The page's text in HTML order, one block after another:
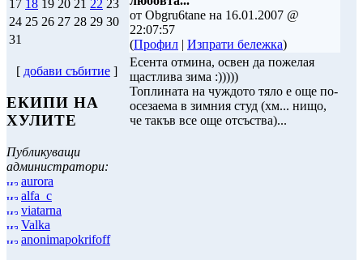
17 18 19 20 21 22 23
24 25 26 27 28 29 30
31
[ добави събитие ]
ЕКИПИ НА
ХУЛИТЕ
Публикуващи
администратори:
aurora
alfa_c
viatarna
Valka
anonimapokrifoff
от Obgru6tane на 16.01.2007 @
22:07:57
(Профил | Изпрати бележка)
Есента отмина, освен да пожелая
щастлива зима :)))))
Топлината на чуждото тяло е още по-
осезаема в зимния студ (хм... нищо,
че такъв все още отсъства)...